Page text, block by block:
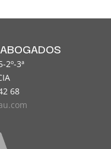
2º-3ª
68